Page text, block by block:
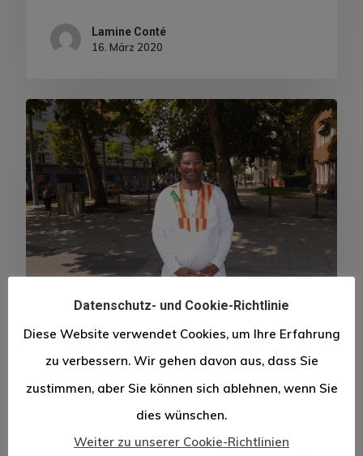
Lamine Conté
16. März 2020
Allgemein Integration
Ein Integrationspolitisch
erfolgreiches Jahr 2020!
Datenschutz- und Cookie-Richtlinie
Diese Website verwendet Cookies, um Ihre Erfahrung
zu verbessern. Wir gehen davon aus, dass Sie
zustimmen, aber Sie können sich ablehnen, wenn Sie
dies wünschen.
Weiter zu unserer Cookie-Richtlinien